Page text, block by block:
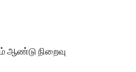
ஆண்டு நிறைவு